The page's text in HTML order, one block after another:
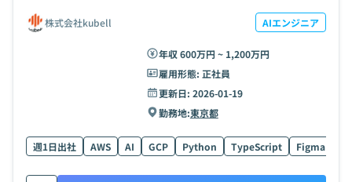
株式会社kubell AIエンジニア
年収 600万円 ~ 1,200万円
雇用形態: 正社員
更新日: 2026-01-19
勤務地:東京都
週1日出社 AWS AI GCP Python TypeScript Figma